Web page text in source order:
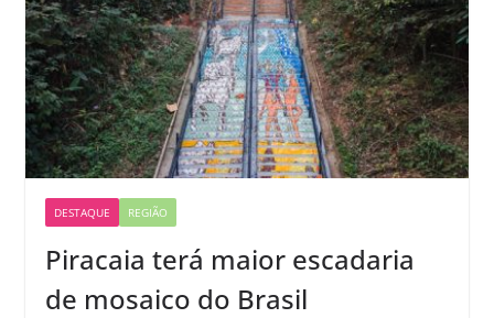
DESTAQUE REGIÃO
Piracaia terá maior escadaria
de mosaico do Brasil